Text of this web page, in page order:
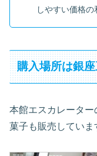
しやすい価格の
購入場所は銀
本館エスカレータ
菓子も販売していま